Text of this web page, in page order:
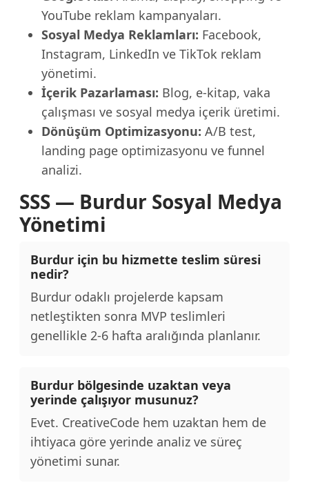
YouTube reklam kampanyaları.
Sosyal Medya Reklamları: Facebook,
Instagram, LinkedIn ve TikTok reklam
yönetimi.
İçerik Pazarlaması: Blog, e-kitap, vaka
çalışması ve sosyal medya içerik üretimi.
Dönüşüm Optimizasyonu: A/B test,
landing page optimizasyonu ve funnel
analizi.
SSS — Burdur Sosyal Medya
Yönetimi
Burdur için bu hizmette teslim süresi
nedir?
Burdur odaklı projelerde kapsam
netleştikten sonra MVP teslimleri
genellikle 2-6 hafta aralığında planlanır.
Burdur bölgesinde uzaktan veya
yerinde çalışıyor musunuz?
Evet. CreativeCode hem uzaktan hem de
ihtiyaca göre yerinde analiz ve süreç
yönetimi sunar.